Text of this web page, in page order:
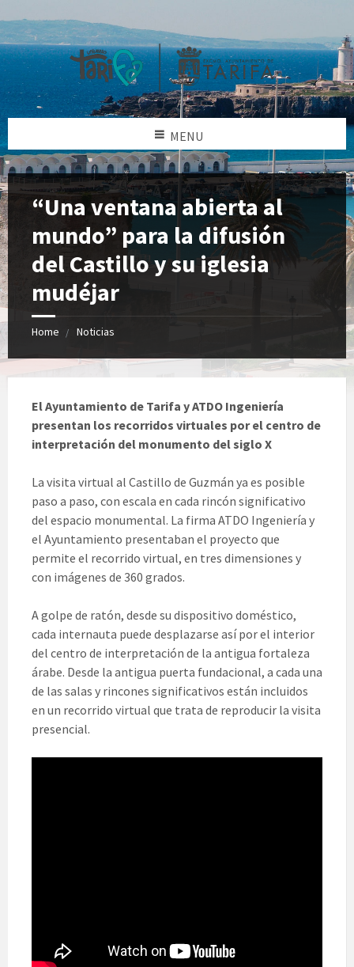
MENU
“Una ventana abierta al
mundo” para la difusión
del Castillo y su iglesia
mudéjar
Home Noticias
El Ayuntamiento de Tarifa y ATDO Ingeniería
presentan los recorridos virtuales por el centro de
interpretación del monumento del siglo X
La visita virtual al Castillo de Guzmán ya es posible
paso a paso, con escala en cada rincón significativo
del espacio monumental. La firma ATDO Ingeniería y
el Ayuntamiento presentaban el proyecto que
permite el recorrido virtual, en tres dimensiones y
con imágenes de 360 grados.
A golpe de ratón, desde su dispositivo doméstico,
cada internauta puede desplazarse así por el interior
del centro de interpretación de la antigua fortaleza
árabe. Desde la antigua puerta fundacional, a cada una
de las salas y rincones significativos están incluidos
en un recorrido virtual que trata de reproducir la visita
presencial.